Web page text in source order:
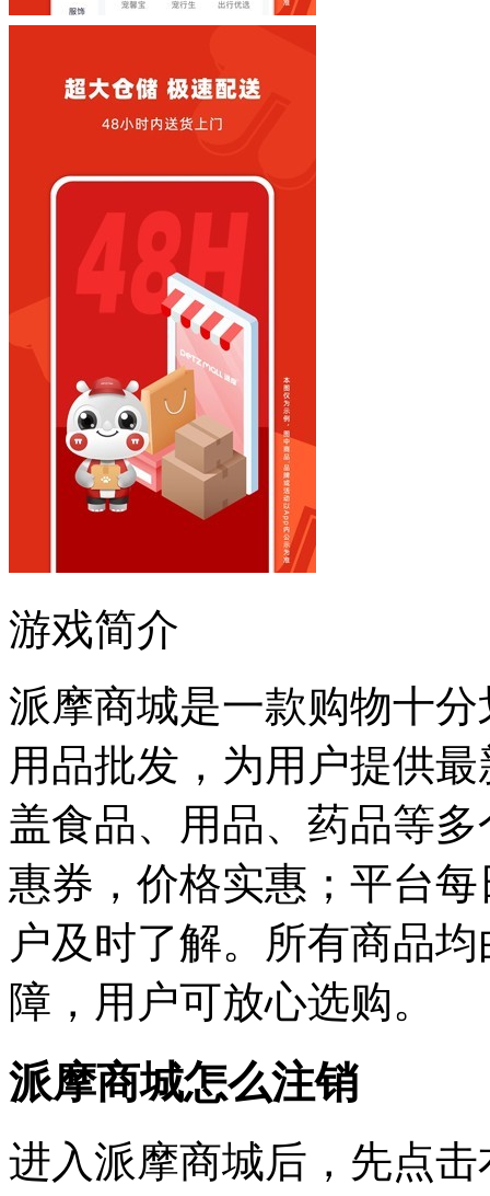
游戏简介
派摩商城是一款购物十
用品批发，为用户提供
盖食品、用品、药品等
惠券，价格实惠；平台
户及时了解。所有商品
障，用户可放心选购。
派摩商城怎么注销
进入派摩商城后，先点